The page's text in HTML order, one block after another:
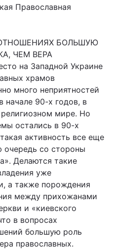
Православная
БОЛЬШУЮ
ЧЕМ ВЕРА
на Западной Украине
храмов
много неприятностей
начале 90-х годов, в
мире. Но
остались в 90-х
активность все еще
очередь со стороны
Делаются такие
уже
а также порождения
между прихожанами
и «киевского
в вопросах
большую роль
православных.